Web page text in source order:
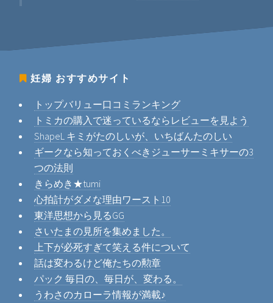
妊婦 おすすめサイト
トップバリュー口コミランキング
トミカの購入で迷っているならレビューを見よう
ShapeL キミがたのしいが、いちばんたのしい
ギークなら知っておくべきジューサーミキサーの3
つの法則
きらめき★tumi
心拍計がダメな理由ワースト10
東洋思想から見るGG
さいたまの見所を集めました。
上下が必死すぎて笑える件について
話は変わるけど俺たちの勲章
パック 毎日の、毎日が、変わる。
うわさのカローラ情報が満載♪